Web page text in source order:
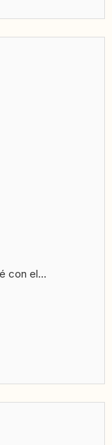
con el...